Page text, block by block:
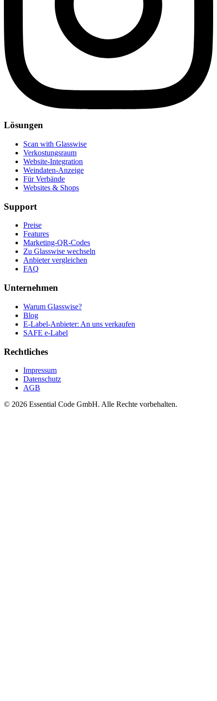
Lösungen
Scan with Glasswise
Verkostungsraum
Website-Integration
Weindaten-Anzeige
Für Verbände
Websites & Shops
Support
Preise
Features
Marketing-QR-Codes
Zu Glasswise wechseln
Anbieter vergleichen
FAQ
Unternehmen
Warum Glasswise?
Blog
E-Label-Anbieter: An uns verkaufen
SAFE e-Label
Rechtliches
Impressum
Datenschutz
AGB
© 2026 Essential Code GmbH. Alle Rechte vorbehalten.